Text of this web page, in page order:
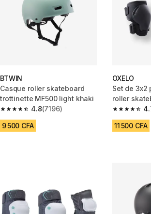
BTWIN
Casque roller skateboard
trottinette MF500 light khaki
4.8
4.8 out of 5 stars from 7196 reviews
(7196)
9 500 CFA
OXELO
Set de 3x2
roller
100 noir
4.7 out of
11 500 CFA